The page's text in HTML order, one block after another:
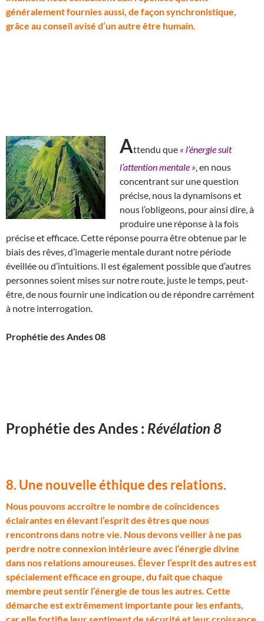
généralement fournies aussi, de façon synchronistique,
grâce au conseil avisé d’un autre être humain.
Attendu que « l’énergie suit
l’attention mentale » , en nous
concentrant sur une question
précise, nous la dynamisons et
nous l’obligeons, pour ainsi dire, à
produire une réponse à la fois
précise et efficace. Cette réponse pourra être obtenue par le
biais des rêves, d’imagerie mentale durant notre période
éveillée ou d’intuitions. Il est également possible que d’autres
personnes soient mises sur notre route, juste le temps, peut-
être, de nous fournir une indication ou de répondre carrément
à notre interrogation.
Prophétie des Andes 08
Prophétie des Andes : Révélation 8
8. Une nouvelle éthique des relations.
Nous pouvons accroître le nombre de coïncidences
éclairantes en élevant l’esprit des êtres que nous
rencontrons dans notre vie. Nous devons veiller à ne pas
perdre notre connexion intérieure avec l’énergie divine
dans nos relations amoureuses. Élever l’esprit des autres est
spécialement efficace en groupe, du fait que chaque
membre peut sentir l’énergie de tous les autres. Cette
démarche est extrêmement importante pour les enfants,
car elle fortifie leur sentiment de sécurité et leur croissance